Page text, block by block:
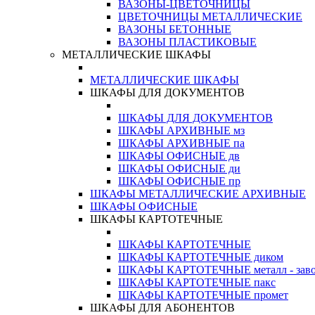
ВАЗОНЫ-ЦВЕТОЧНИЦЫ
ЦВЕТОЧНИЦЫ МЕТАЛЛИЧЕСКИЕ
ВАЗОНЫ БЕТОННЫЕ
ВАЗОНЫ ПЛАСТИКОВЫЕ
МЕТАЛЛИЧЕСКИЕ ШКАФЫ
МЕТАЛЛИЧЕСКИЕ ШКАФЫ
ШКАФЫ ДЛЯ ДОКУМЕНТОВ
ШКАФЫ ДЛЯ ДОКУМЕНТОВ
ШКАФЫ АРХИВНЫЕ мз
ШКАФЫ АРХИВНЫЕ па
ШКАФЫ ОФИСНЫЕ дв
ШКАФЫ ОФИСНЫЕ ди
ШКАФЫ ОФИСНЫЕ пр
ШКАФЫ МЕТАЛЛИЧЕСКИЕ АРХИВНЫЕ
ШКАФЫ ОФИСНЫЕ
ШКАФЫ КАРТОТЕЧНЫЕ
ШКАФЫ КАРТОТЕЧНЫЕ
ШКАФЫ КАРТОТЕЧНЫЕ диком
ШКАФЫ КАРТОТЕЧНЫЕ металл -
ШКАФЫ КАРТОТЕЧНЫЕ пакс
ШКАФЫ КАРТОТЕЧНЫЕ промет
ШКАФЫ ДЛЯ АБОНЕНТОВ